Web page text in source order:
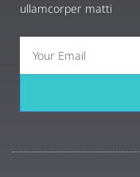
ullamcorper matti